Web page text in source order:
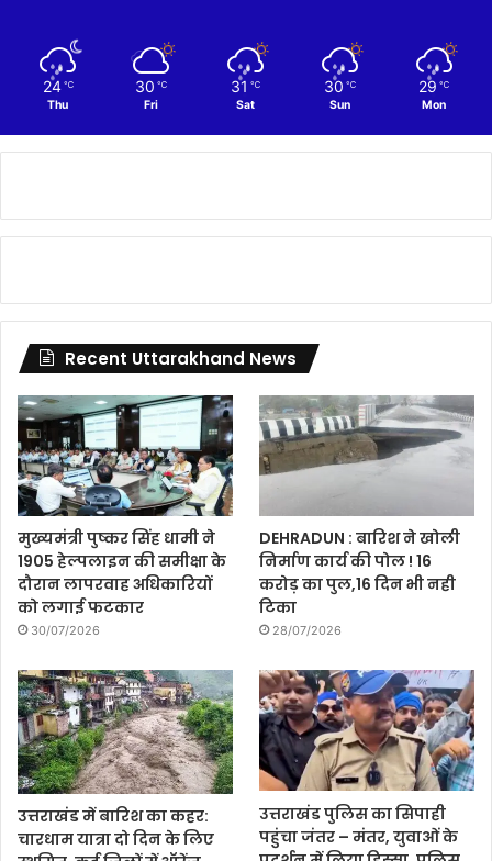
24 ℃
Thu
30 ℃
Fri
31 ℃
Sat
30 ℃
Sun
29 ℃
Mon
Recent Uttarakhand News
मुख्यमंत्री पुष्कर सिंह धामी ने
1905 हेल्पलाइन की समीक्षा के
दौरान लापरवाह अधिकारियों
को लगाई फटकार
30/07/2026
DEHRADUN : बारिश ने खोली
निर्माण कार्य की पोल ! 16
करोड़ का पुल,16 दिन भी नही
टिका
28/07/2026
उत्तराखंड में बारिश का कहर:
चारधाम यात्रा दो दिन के लिए
उत्तराखंड पुलिस का सिपाही
पहुंचा जंतर – मंतर, युवाओं के